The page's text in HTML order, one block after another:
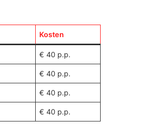
Kosten
€ 40 p.p.
€ 40 p.p.
€ 40 p.p.
€ 40 p.p.